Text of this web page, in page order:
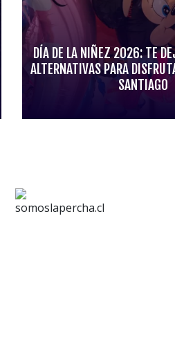
DÍA DE LA NIÑEZ 2026: TE
ALTERNATIVAS PARA
SANTIAGO